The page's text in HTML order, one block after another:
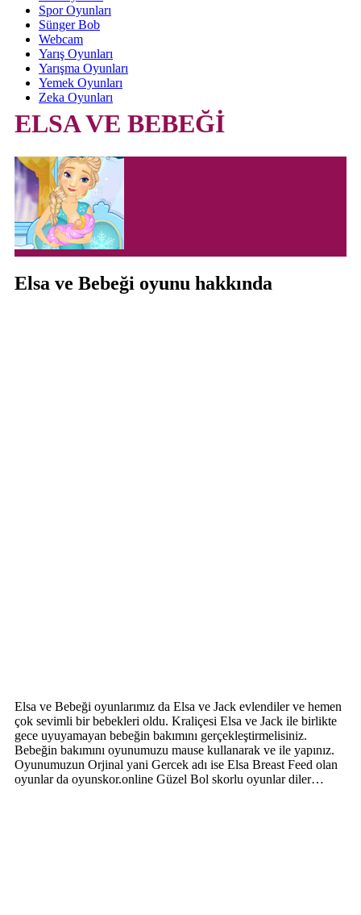
Spor Oyunları
Sünger Bob
Webcam
Yarış Oyunları
Yarışma Oyunları
Yemek Oyunları
Zeka Oyunları
ELSA VE BEBEĞİ
Elsa ve Bebeği oyunu hakkında
Elsa ve Bebeği oyunlarımız da Elsa ve Jack evlendiler ve hemen
çok sevimli bir bebekleri oldu. Kraliçesi Elsa ve Jack ile birlikte
gece uyuyamayan bebeğin bakımını gerçekleştirmelisiniz.
Bebeğin bakımını oyunumuzu mause kullanarak ve ile yapınız.
Oyunumuzun Orjinal yani Gercek adı ise Elsa Breast Feed olan
oyunlar da oyunskor.online Güzel Bol skorlu oyunlar diler…